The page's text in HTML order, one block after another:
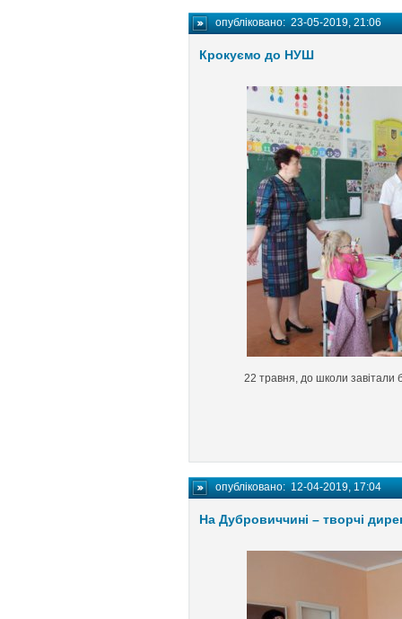
опубліковано:23-05-2019, 21:06
Крокуємо до НУШ
22 травня, до школи завітали
опубліковано:12-04-2019, 17:04
На Дубровиччині – творчі